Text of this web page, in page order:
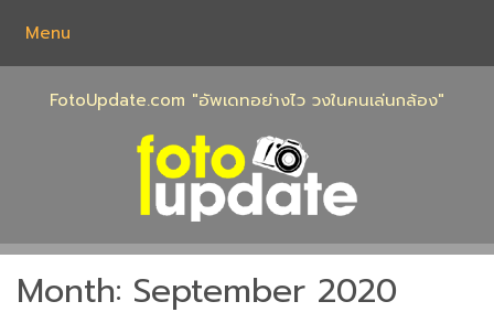
content
Menu
FotoUpdate.com "อัพเดทอย่างไว วงในคนเล่นกล้อง"
Month: September 2020